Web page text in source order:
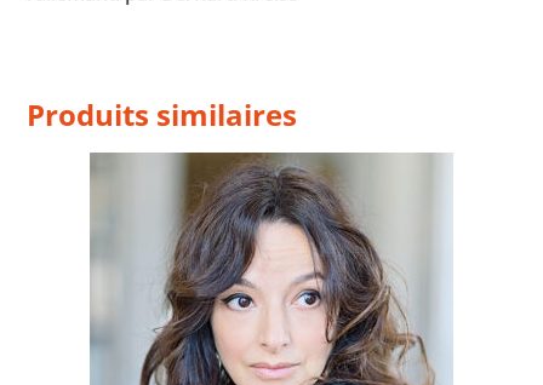
Produits similaires